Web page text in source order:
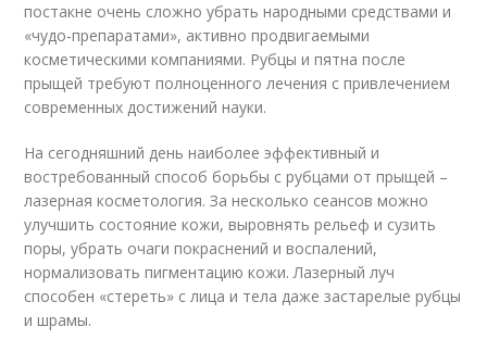
постакне очень сложно убрать народными средствами и
«чудо-препаратами», активно продвигаемыми
косметическими компаниями. Рубцы и пятна после
прыщей требуют полноценного лечения с привлечением
современных достижений науки.
На сегодняшний день наиболее эффективный и
востребованный способ борьбы с рубцами от прыщей –
лазерная косметология. За несколько сеансов можно
улучшить состояние кожи, выровнять рельеф и сузить
поры, убрать очаги покраснений и воспалений,
нормализовать пигментацию кожи. Лазерный луч
способен «стереть» с лица и тела даже застарелые рубцы
и шрамы.